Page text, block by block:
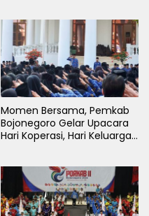
Momen Bersama, Pemkab
Bojonegoro Gelar Upacara
Hari Koperasi, Hari Keluarga